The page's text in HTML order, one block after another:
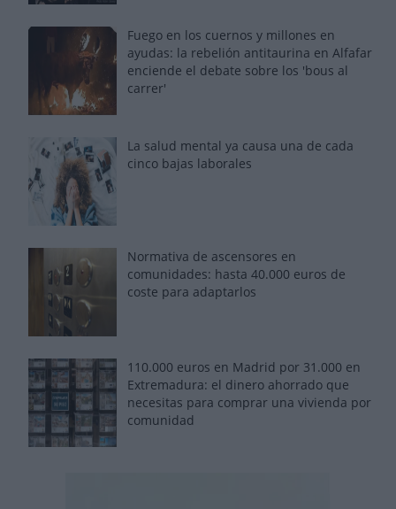
Fuego en los cuernos y millones en
ayudas: la rebelión antitaurina en Alfafar
enciende el debate sobre los 'bous al
carrer'
La salud mental ya causa una de cada
cinco bajas laborales
Normativa de ascensores en
comunidades: hasta 40.000 euros de
coste para adaptarlos
110.000 euros en Madrid por 31.000 en
Extremadura: el dinero ahorrado que
necesitas para comprar una vivienda por
comunidad